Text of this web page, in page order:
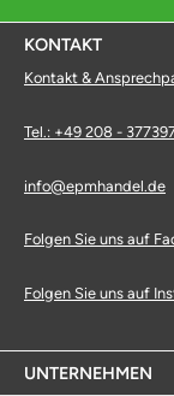
KONTAKT
Kontakt &
Tel.: +49 208 -
info@epmhandel.de
Folgen Sie uns auf
Folgen Sie uns auf
UNTERNEHMEN